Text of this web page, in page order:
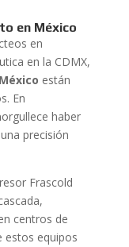
en México
en
en la CDMX,
están
En
haber
precisión
Frascold
centros de
estos equipos